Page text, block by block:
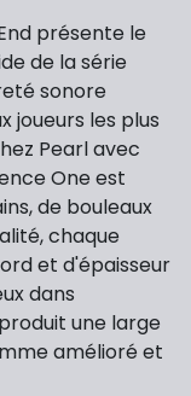
présente le
de la série
sonore
joueurs les plus
Pearl avec
One est
de bouleaux
chaque
et d'épaisseur
dans
une large
amélioré et